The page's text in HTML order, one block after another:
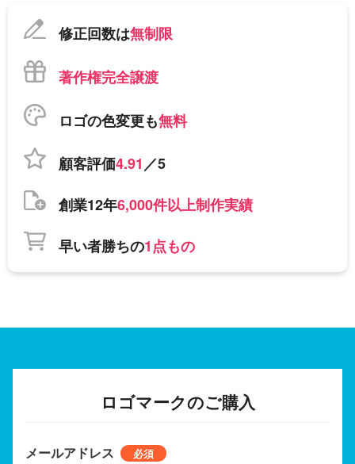
修正回数は無制限
著作権完全譲渡
ロゴの色変更も無料
顧客評価4.91／5
創業12年6,000件以上制作実績
早い者勝ちの1点もの
ロゴマークのご購入
メールアドレス